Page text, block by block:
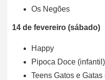
Os Negões
14 de fevereiro (sábado)
Happy
Pipoca Doce (infantil)
Teens Gatos e Gatas